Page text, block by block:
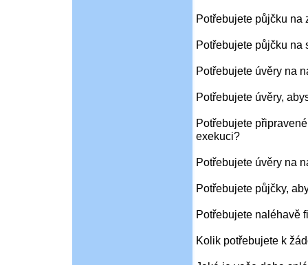
Potřebujete půjčku na
Potřebujete půjčku na
Potřebujete úvěry na
Potřebujete úvěry,
Potřebujete
exekuci?
Potřebujete úvěry na
Potřebujete půjčky,
Potřebujete naléhavě
Kolik potřebujete k